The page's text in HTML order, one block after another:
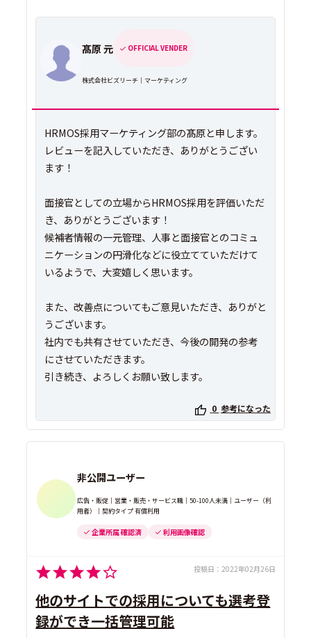
髙原 元 OFFICIAL VENDER
株式会社ビズリーチ｜マーケティング
HRMOS採用マーケティング部の髙原と申します。
レビューを記入していただき、ありがとうござい
ます！
面接官としての立場からHRMOS採用を評価いただ
き、ありがとうございます！
候補者情報の一元管理、人事と面接官とのコミュ
ニケーションの円滑化などに役立てていただけて
いるようで、大変嬉しく思います。
また、改善点についてもご意見いただき、ありがと
うございます。
社内でも共有させていただき、今後の開発の参考
にさせていただきます。
引き続き、よろしくお願い致します。
0 参考になった
非公開ユーザー
広告・販促｜営業・販売・サービス職｜50-100人未満｜ユーザー（利
用者）｜契約タイプ 有償利用
企業所属 確認済 利用画像確認
投稿日： 2022年02月26日
他のサイトでの採用についても選考登
録ができ一括管理可能